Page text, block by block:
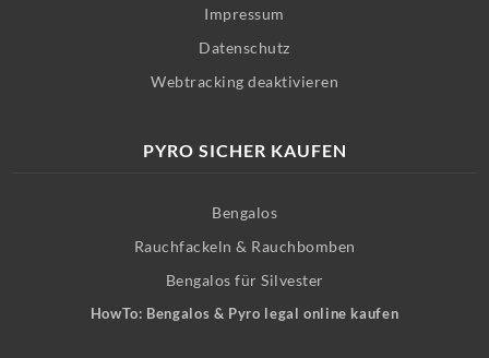
Impressum
Datenschutz
Webtracking deaktivieren
PYRO SICHER KAUFEN
Bengalos
Rauchfackeln & Rauchbomben
Bengalos für Silvester
HowTo: Bengalos & Pyro legal online kaufen